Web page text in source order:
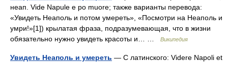
неап. Vide Napule e po muore; также варианты перевода:
«Увидеть Неаполь и потом умереть», «Посмотри на Неаполь и
умри!»[1]) крылатая фраза, подразумевающая, что в жизни
обязательно нужно увидеть красоты и… …
Википедия
Увидеть Неаполь и умереть — С латинского: Videre Napoli et